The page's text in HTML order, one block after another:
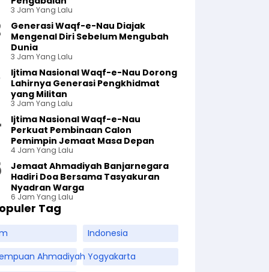
3 Jam Yang Lalu
Generasi Waqf-e-Nau Diajak
Mengenal Diri Sebelum Mengubah
Dunia
3 Jam Yang Lalu
Ijtima Nasional Waqf-e-Nau Dorong
Lahirnya Generasi Pengkhidmat
yang Militan
3 Jam Yang Lalu
Ijtima Nasional Waqf-e-Nau
Perkuat Pembinaan Calon
Pemimpin Jemaat Masa Depan
4 Jam Yang Lalu
Jemaat Ahmadiyah Banjarnegara
Hadiri Doa Bersama Tasyakuran
Nyadran Warga
6 Jam Yang Lalu
Tag
Indonesia
Ahmadiyah Yogyakarta